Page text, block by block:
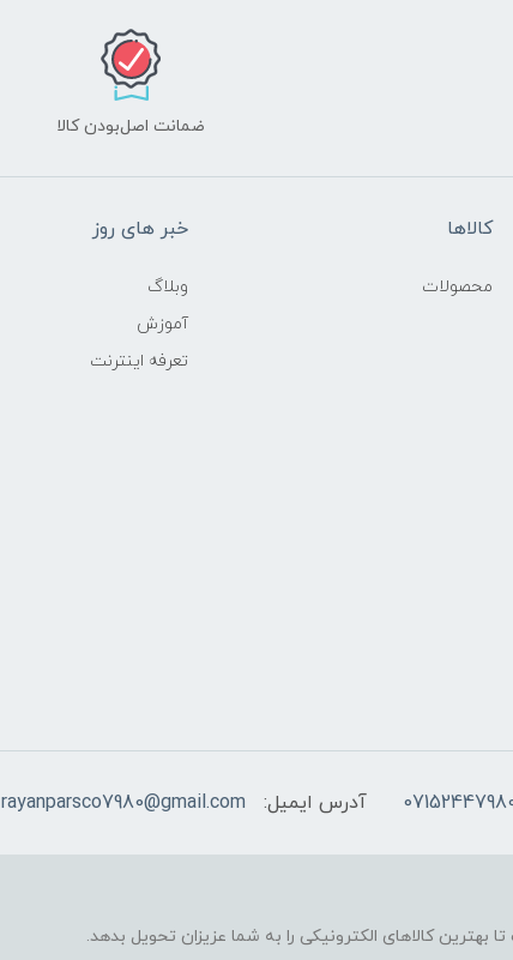
ضمانت اصل‌بودن کالا
کالاها
محصولات
خبر های روز
وبلاگ
آموزش
تعرفه اینترنت
آدرس ایمیل: rayanparsco7980@gmail.com
کالاهای الکترونیکی را به شما عزیزان تحویل بدهد.